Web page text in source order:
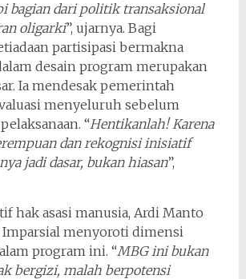
bagian dari politik transaksional
oligarki”, ujarnya. Bagi
partisipasi bermakna
desain program merupakan
Ia mendesak pemerintah
menyeluruh sebelum
“Hentikanlah! Karena
dan rekognisi inisiatif
jadi dasar, bukan hiasan”,
hak asasi manusia, Ardi Manto
menyoroti dimensi
program ini. “MBG ini bukan
bergizi, malah berpotensi